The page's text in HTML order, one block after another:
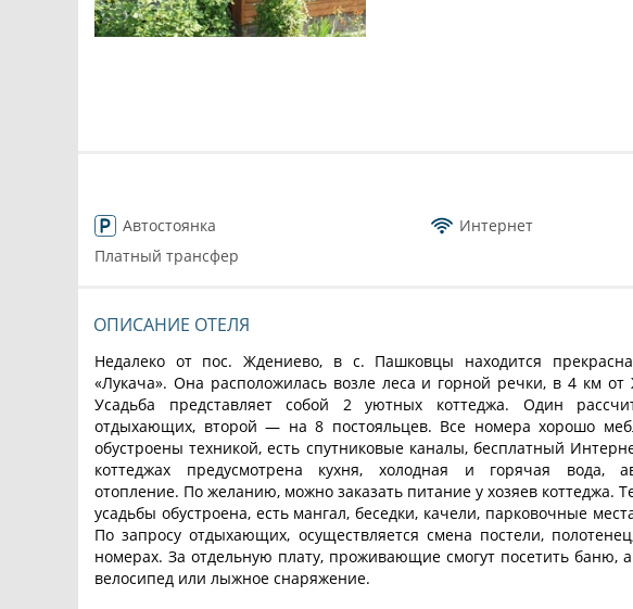
Автостоянка Интернет
Платный трансфер
ОПИСАНИЕ ОТЕЛЯ
Недалеко от пос. Ждениево, в с. Пашковцы находится
«Лукача». Она расположилась возле леса и горной речки, в 4 км от
Усадьба представляет собой 2 уютных коттеджа. Один
отдыхающих, второй — на 8 постояльцев. Все номера хорошо
обустроены техникой, есть спутниковые каналы, бесплатный
коттеджах предусмотрена кухня, холодная и горячая вода,
отопление. По желанию, можно заказать питание у хозяев коттеджа.
усадьбы обустроена, есть мангал, беседки, качели, парковочные
По запросу отдыхающих, осуществляется смена постели,
номерах. За отдельную плату, проживающие смогут посетить баню,
велосипед или лыжное снаряжение.